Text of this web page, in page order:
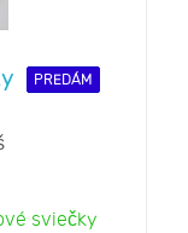
PREDÁM
sviečky